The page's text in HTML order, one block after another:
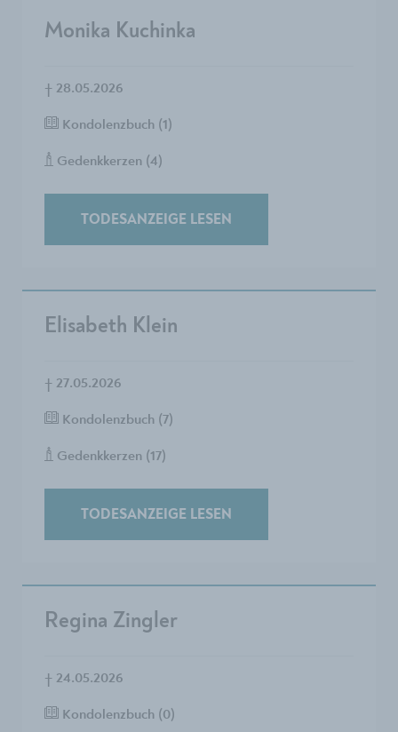
Monika Kuchinka
† 28.05.2026
Kondolenzbuch (1)
Gedenkkerzen (4)
TODESANZEIGE LESEN
Elisabeth Klein
† 27.05.2026
Kondolenzbuch (7)
Gedenkkerzen (17)
TODESANZEIGE LESEN
Regina Zingler
† 24.05.2026
Kondolenzbuch (0)